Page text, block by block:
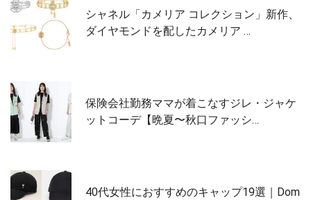
シャネル「カメリア コレクション」新作、
ダイヤモンドを配したカメリア …
保険会社勤務ママが着こなすジレ・ジャケ
ットコーデ【晩夏〜秋口ファッシ…
40代女性におすすめのキャップ19選｜Dom